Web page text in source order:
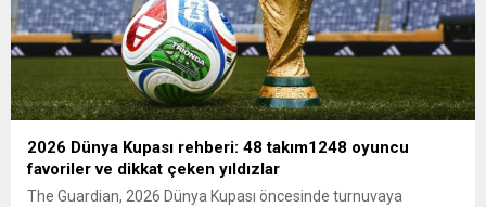
2026 Dünya Kupası rehberi: 48 takım1248 oyuncu
favoriler ve dikkat çeken yıldızlar
The Guardian, 2026 Dünya Kupası öncesinde turnuvaya